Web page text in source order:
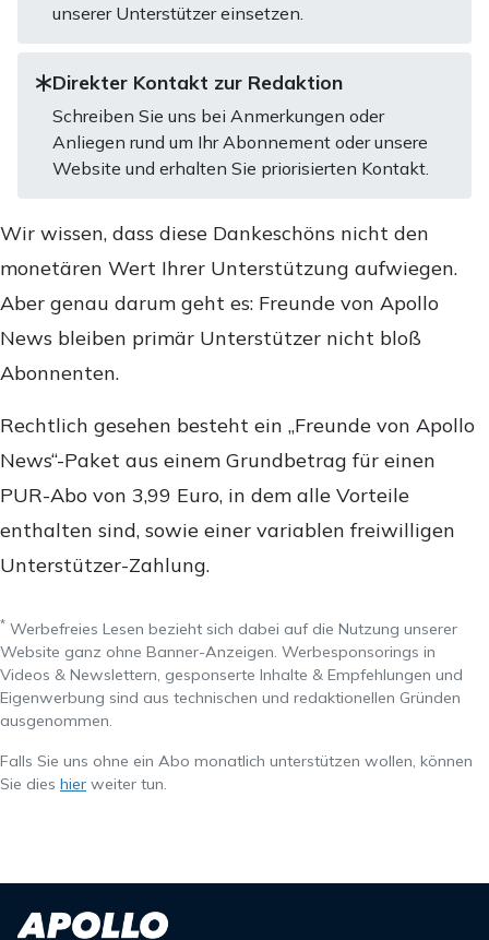
unserer Unterstützer einsetzen.
Direkter Kontakt zur Redaktion
Schreiben Sie uns bei Anmerkungen oder
Anliegen rund um Ihr Abonnement oder unsere
Website und erhalten Sie priorisierten Kontakt.
Wir wissen, dass diese Dankeschöns nicht den
monetären Wert Ihrer Unterstützung aufwiegen.
Aber genau darum geht es: Freunde von Apollo
News bleiben primär Unterstützer nicht bloß
Abonnenten.
Rechtlich gesehen besteht ein „Freunde von Apollo
News“-Paket aus einem Grundbetrag für einen
PUR-Abo von 3,99 Euro, in dem alle Vorteile
enthalten sind, sowie einer variablen freiwilligen
Unterstützer-Zahlung.
* Werbefreies Lesen bezieht sich dabei auf die Nutzung unserer
Website ganz ohne Banner-Anzeigen. Werbesponsorings in
Videos & Newslettern, gesponserte Inhalte & Empfehlungen und
Eigenwerbung sind aus technischen und redaktionellen Gründen
ausgenommen.
Falls Sie uns ohne ein Abo monatlich unterstützen wollen, können
Sie dies hier weiter tun.